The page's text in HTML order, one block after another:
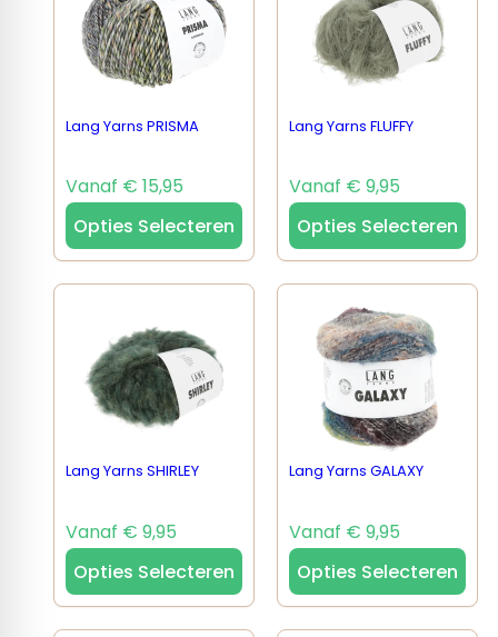
Lang Yarns PRISMA
Vanaf € 15,95
Opties Selecteren
Lang Yarns FLUFFY
Vanaf € 9,95
Opties Selecteren
Lang Yarns SHIRLEY
Vanaf € 9,95
Opties Selecteren
Lang Yarns GALAXY
Vanaf € 9,95
Opties Selecteren